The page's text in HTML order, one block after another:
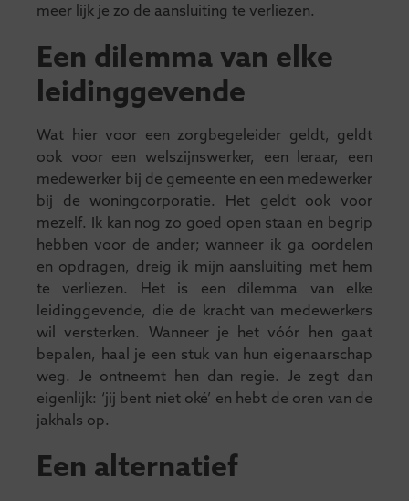
meer lijk je zo de aansluiting te verliezen.
Een dilemma van elke
leidinggevende
Wat hier voor een zorgbegeleider geldt, geldt
ook voor een welszijnswerker, een leraar, een
medewerker bij de gemeente en een medewerker
bij de woningcorporatie. Het geldt ook voor
mezelf. Ik kan nog zo goed open staan en begrip
hebben voor de ander; wanneer ik ga oordelen
en opdragen, dreig ik mijn aansluiting met hem
te verliezen. Het is een dilemma van elke
leidinggevende, die de kracht van medewerkers
wil versterken. Wanneer je het vóór hen gaat
bepalen, haal je een stuk van hun eigenaarschap
weg. Je ontneemt hen dan regie. Je zegt dan
eigenlijk: ‘jij bent niet oké’ en hebt de oren van de
jakhals op.
Een alternatief